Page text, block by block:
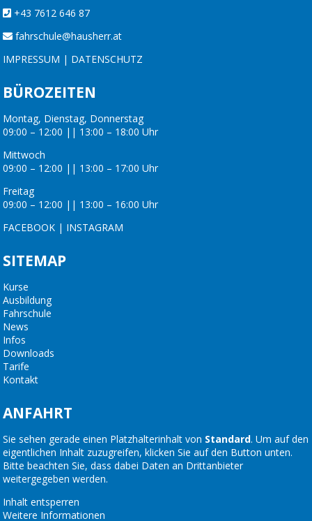
+43 7612 646 87
fahrschule@hausherr.at
IMPRESSUM | DATENSCHUTZ
BÜROZEITEN
Montag, Dienstag, Donnerstag
09:00 – 12:00 || 13:00 – 18:00 Uhr
Mittwoch
09:00 – 12:00 || 13:00 – 17:00 Uhr
Freitag
09:00 – 12:00 || 13:00 – 16:00 Uhr
FACEBOOK | INSTAGRAM
SITEMAP
Kurse
Ausbildung
Fahrschule
News
Infos
Downloads
Tarife
Kontakt
ANFAHRT
Sie sehen gerade einen Platzhalterinhalt von Standard. Um auf den
eigentlichen Inhalt zuzugreifen, klicken Sie auf den Button unten.
Bitte beachten Sie, dass dabei Daten an Drittanbieter
weitergegeben werden.
Inhalt entsperren
Weitere Informationen